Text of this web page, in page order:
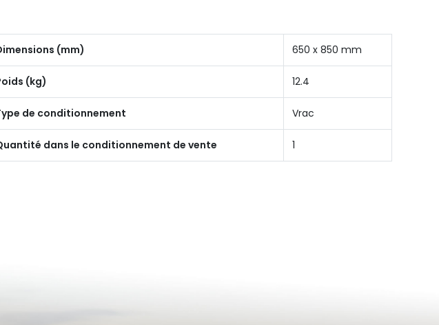
(mm) 650 x 850 mm
(kg) 12.4
de conditionnement Vrac
dans le conditionnement de vente 1